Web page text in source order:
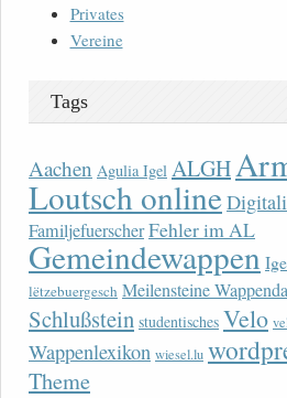
Privates
Vereine
Tags
Aachen Agulia Igel ALGH
Loutsch online
FamiljefuerscherFehler im AL
Gemeindewappen
lëtzebuergesch Meilensteine
Schlußstein studentisches Velo
Wappenlexikon wiesel.lu
Theme